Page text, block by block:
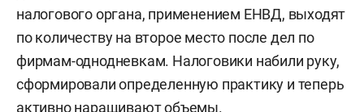
налогового органа, применением ЕНВД, выходят
по количеству на второе место после дел по
фирмам-однодневкам. Налоговики набили руку,
сформировали определенную практику и теперь
активно наращивают объемы.